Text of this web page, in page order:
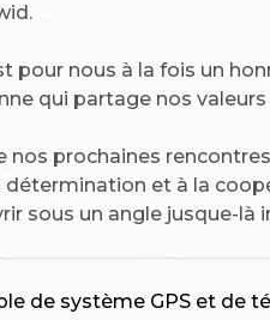
pour nous à la fois un
qui partage nos
nos prochaines
et à la
sous un angle jusque-là
de système GPS et